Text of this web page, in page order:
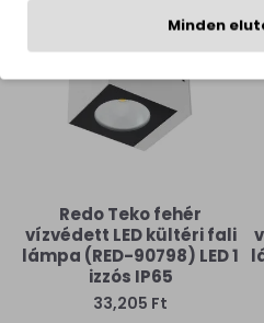
Redo Teko fehér
vízvédett LED kültéri fali
lámpa (RED-90798) LED 1
izzós IP65
33,205 Ft
Minden